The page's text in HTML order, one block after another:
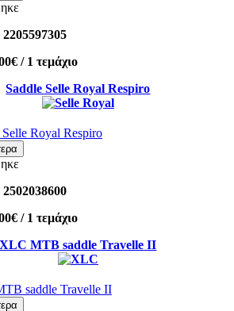
2205597305
/ 1 τεμάχιο
Saddle Selle Royal Respiro
2502038600
/ 1 τεμάχιο
XLC MTB saddle Travelle II